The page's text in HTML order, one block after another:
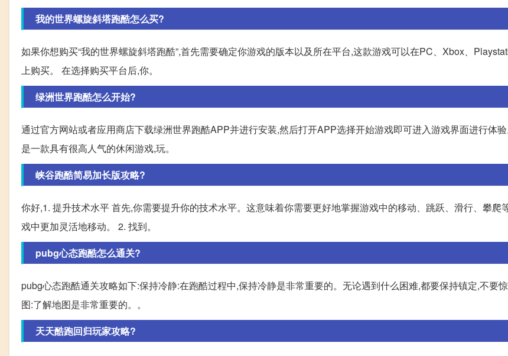
我的世界螺旋斜塔跑酷怎么买?
如果你想购买“我的世界螺旋斜塔跑酷”,首先需要确定你游戏的版本以及所在平台,这款游戏可以在PC、Xbox、
上购买。 在选择购买平台后,你。
绿洲世界跑酷怎么开始?
通过官方网站或者应用商店下载绿洲世界跑酷APP并进行安装,然后打开APP选择开始游戏即可进入游戏界面进行体
是一款具有很高人气的休闲游戏,玩。
峡谷跑酷简易加长版攻略?
你好,1. 提升技术水平 首先,你需要提升你的技术水平。这意味着你需要更好地掌握游戏中的移动、跳跃、滑行、攀爬
戏中更加灵活地移动。 2. 找到。
pubg心态跑酷怎么通关?
pubg心态跑酷通关攻略如下:保持冷静:在跑酷过程中,保持冷静是非常重要的。无论遇到什么困难,都要保持镇定,不要
图:了解地图是非常重要的。。
天天酷跑回归玩家攻略?